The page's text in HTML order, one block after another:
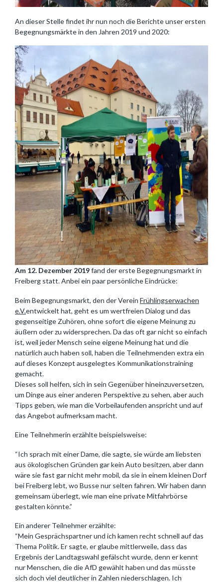
An dieser Stelle findet ihr nun noch die Berichte unser ersten
Begegnungsmärkte in den Jahren 2019 und 2020:
Am 12. Dezember 2019fand der erste Begegnungsmarkt in
Freiberg statt. Anbei ein paar persönliche Eindrücke:
Beim Begegnungsmarkt, den der Verein Frühlingserwachen
e.V.entwickelt hat, geht es um wertfreien Dialog und das
gegenseitige Zuhören, ohne sofort die eigene Meinung zu
äußern oder zu widersprechen. Da das oft gar nicht so einfach
ist, weil jeder Mensch seine eigene Meinung hat und die
natürlich auch haben soll, haben die Teilnehmenden extra ein
auf dieses Konzept ausgelegtes Kommunikationstraining
gemacht.
Dieses soll helfen, sich in sein Gegenüber hineinzuversetzen,
um Dinge aus einer anderen Perspektive zu sehen, aber auch
Tipps geben, wie man die Vorbeilaufenden anspricht und auf
das Angebot aufmerksam macht.
Eine Teilnehmerin erzählte beispielsweise:
“Ich sprach mit einer Dame, die sagte, sie würde am liebsten
aus ökologischen Gründen gar kein Auto besitzen, aber dann
wäre sie fast gar nicht mehr mobil, da sie in einem kleinen Dorf
bei Freiberg lebt, wo Busse nur selten fahren. Wir haben dann
gemeinsam überlegt, wie man eine private Mitfahrbörse
gestalten könnte.”
Ein anderer Teilnehmer erzählte:
“Mein Gesprächspartner und ich kamen recht schnell auf das
Thema Politik. Er sagte, er glaube mittlerweile, dass das
Ergebnis der Landtagswahl gefälscht wurde, denn er kennt
nur Menschen, die die AfD gewählt haben und das müsste
sich doch viel deutlicher in Zahlen niederschlagen. Ich